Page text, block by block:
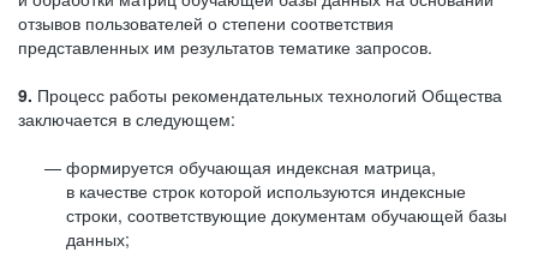
отзывов пользователей о степени соответствия
представленных им результатов тематике запросов.
9. Процесс работы рекомендательных технологий Общества
заключается в следующем:
формируется обучающая индексная матрица,
в качестве строк которой используются индексные
строки, соответствующие документам обучающей базы
данных;